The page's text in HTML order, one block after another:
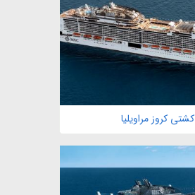
مشاهده
کشتی کروز مراویلیا